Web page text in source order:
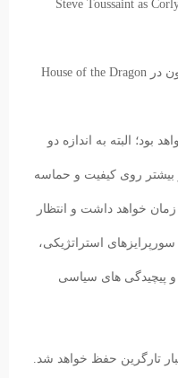
استیو توسانت در نقش کورلیس ولاریون در House of the Dragon
۸ قسمت خواهد بود؛ البته به اندازه دو
بیشتر روی کیفیت و حماسه
بین ۵۰ تا ۷۰ دقیقه زمان خواهد داشت و انتظار
استراتژیکی،
پیچیدگی های سیاسی
تارگرین حفظ خواهد شد.